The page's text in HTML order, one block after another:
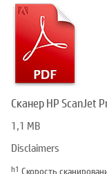
Сканер HP ScanJet
1,1 MB
Disclaimers
h1